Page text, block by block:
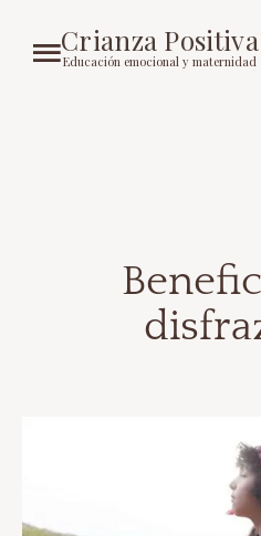
Crianza Positiva
Educación emocional y maternidad